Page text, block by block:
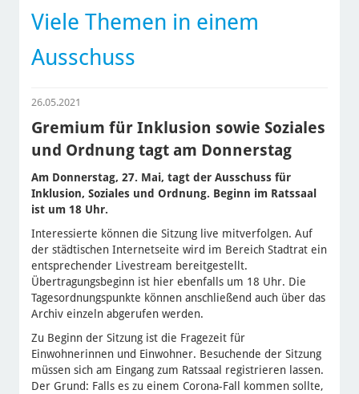
Viele Themen in einem
Ausschuss
26.05.2021
Gremium für Inklusion sowie Soziales
und Ordnung tagt am Donnerstag
Am Donnerstag, 27. Mai, tagt der Ausschuss für
Inklusion, Soziales und Ordnung. Beginn im Ratssaal
ist um 18 Uhr.
Interessierte können die Sitzung live mitverfolgen. Auf
der städtischen Internetseite wird im Bereich Stadtrat ein
entsprechender Livestream bereitgestellt.
Übertragungsbeginn ist hier ebenfalls um 18 Uhr. Die
Tagesordnungspunkte können anschließend auch über das
Archiv einzeln abgerufen werden.
Zu Beginn der Sitzung ist die Fragezeit für
Einwohnerinnen und Einwohner. Besuchende der Sitzung
müssen sich am Eingang zum Ratssaal registrieren lassen.
Der Grund: Falls es zu einem Corona-Fall kommen sollte,